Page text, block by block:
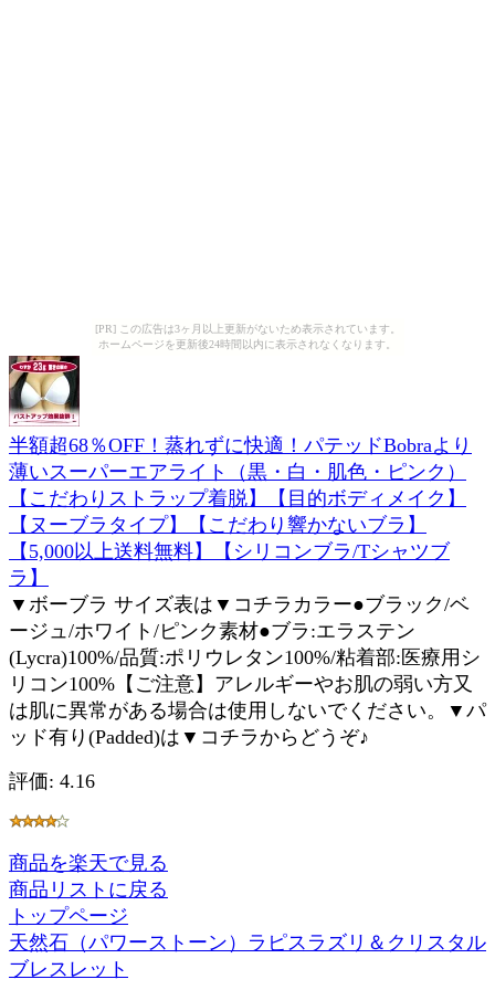
[PR] この広告は3ヶ月以上更新がないため表示されています。
ホームページを更新後24時間以内に表示されなくなります。
半額超68％OFF！蒸れずに快適！パテッドBobraより
薄いスーパーエアライト（黒・白・肌色・ピンク）
【こだわりストラップ着脱】【目的ボディメイク】
【ヌーブラタイプ】【こだわり響かないブラ】
【5,000以上送料無料】【シリコンブラ/Tシャツブ
ラ】
▼ボーブラ サイズ表は▼コチラカラー●ブラック/ベ
ージュ/ホワイト/ピンク素材●ブラ:エラステン
(Lycra)100%/品質:ポリウレタン100%/粘着部:医療用シ
リコン100%【ご注意】アレルギーやお肌の弱い方又
は肌に異常がある場合は使用しないでください。▼パ
ッド有り(Padded)は▼コチラからどうぞ♪
評価: 4.16
商品を楽天で見る
商品リストに戻る
トップページ
天然石（パワーストーン）ラピスラズリ＆クリスタル
ブレスレット